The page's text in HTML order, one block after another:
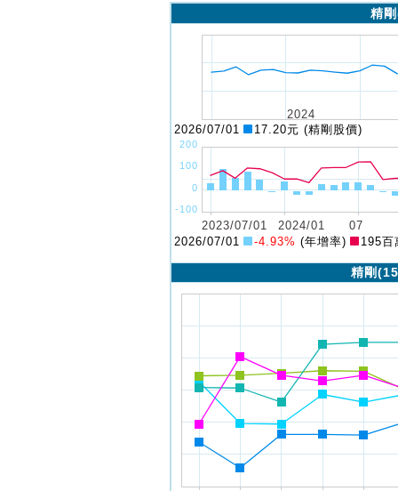
精
2026/07/01 17.20元 (精剛股價)
2026/07/01 -4.93% (年增率) 195百
精剛